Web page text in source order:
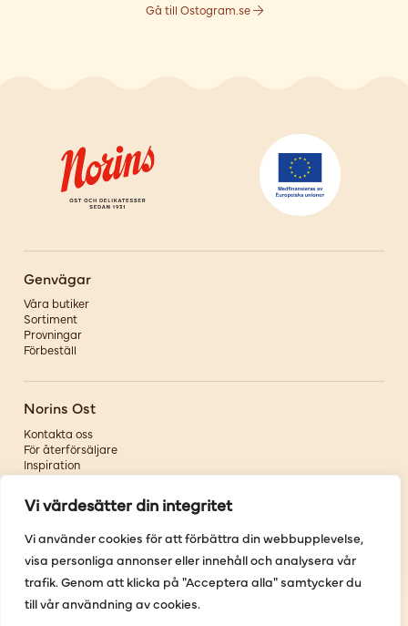
Vi värdesätter din integritet
Vi använder cookies för att förbättra din webbupplevelse,
visa personliga annonser eller innehåll och analysera vår
trafik. Genom att klicka på "Acceptera alla" samtycker du
till vår användning av cookies.
Gå till Ostogram.se
Genvägar
Våra butiker
Sortiment
Provningar
Förbeställ
Norins Ost
Kontakta oss
För återförsäljare
Inspiration
Om oss
Följ oss
Facebook
Instagram
Youtube